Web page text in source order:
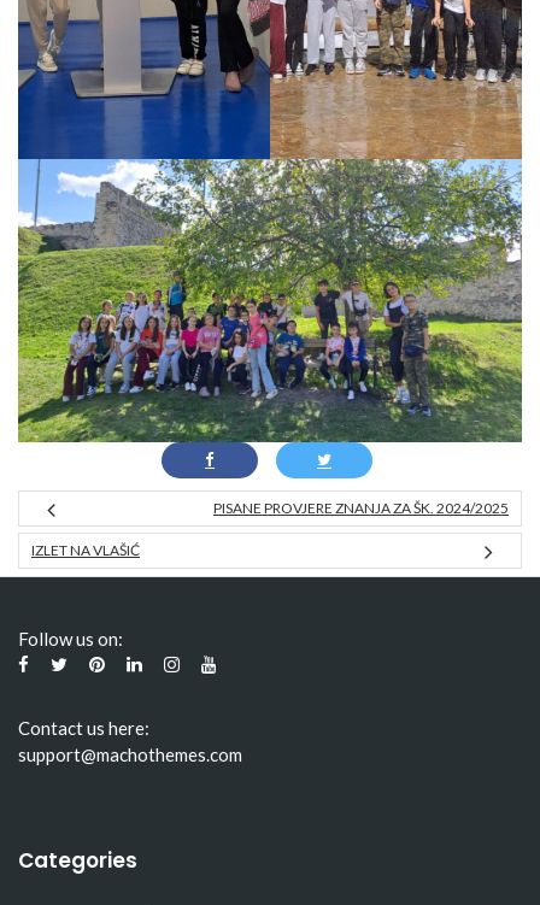
PISANE PROVJERE ZNANJA ZA ŠK. 2024/2025
IZLET NA VLAŠIĆ
Follow us on:
Contact us here:
support@machothemes.com
Categories